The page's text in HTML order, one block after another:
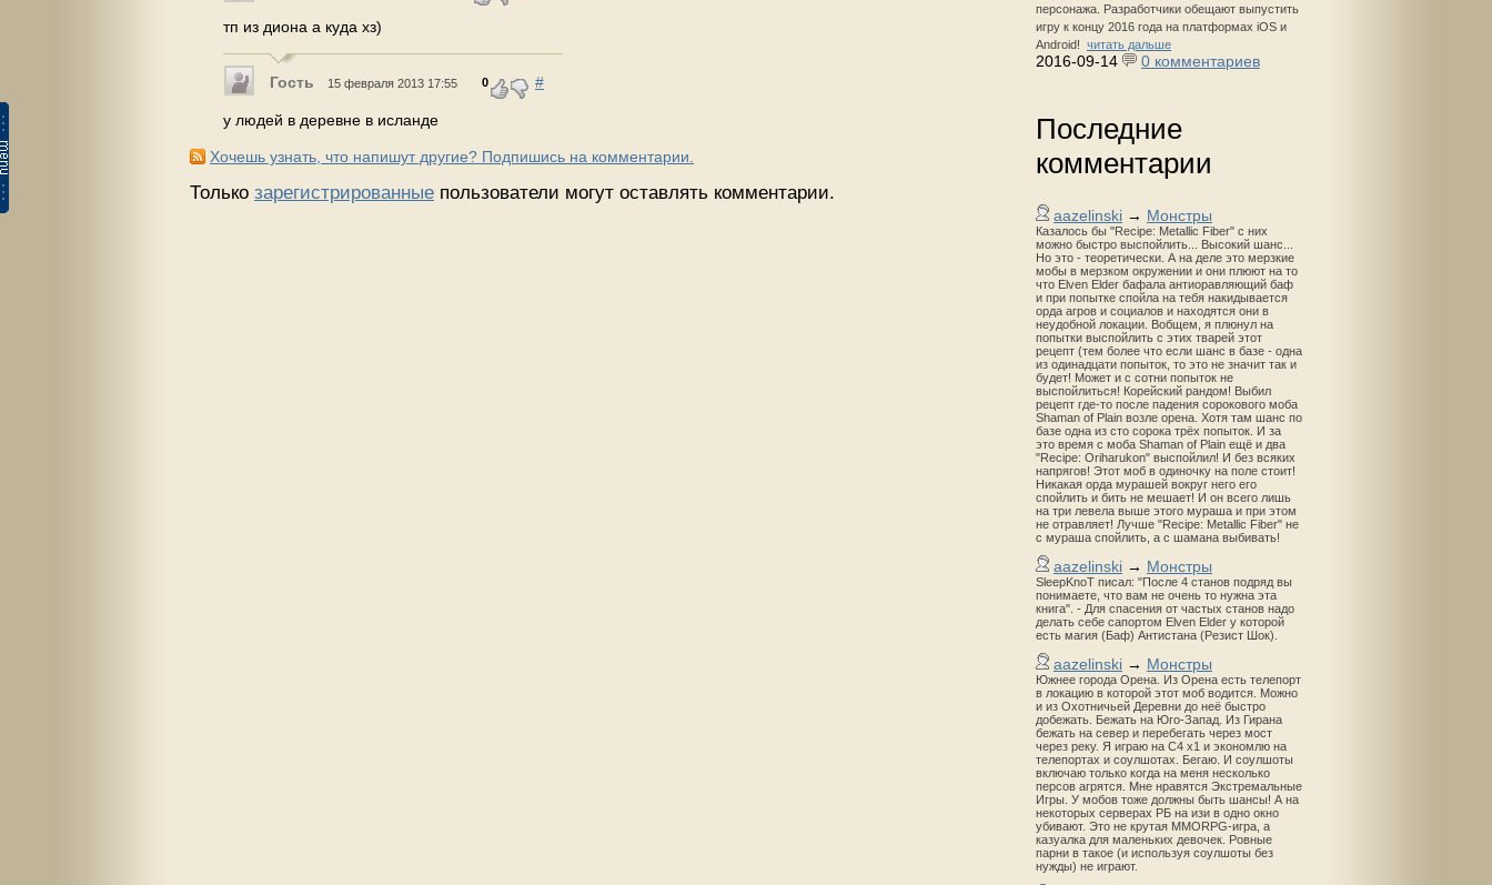
персонажа. Разработчики обещают выпустить
игру к концу 2016 года на платформах iOS и
Android! читать дальше
2016-09-14 0 комментариев
Последние
комментарии
aazelinski → Монстры
Казалось бы "Recipe: Metallic Fiber" с них
можно быстро выспойлить... Высокий шанс...
Но это - теоретически. А на деле это мерзкие
мобы в мерзком окружении и они плюют на то
что Elven Elder бафала антиоравляющий баф
и при попытке спойла на тебя накидывается
орда агров и социалов и находятся они в
неудобной локации. Вобщем, я плюнул на
попытки выспойлить с этих тварей этот
рецепт (тем более что если шанс в базе - одна
из одинадцати попыток, то это не значит так и
будет! Может и с сотни попыток не
выспойлиться! Корейский рандом! Выбил
рецепт где-то после падения сорокового моба
Shaman of Plain возле орена. Хотя там шанс по
базе одна из сто сорока трёх попыток. И за
это время с моба Shaman of Plain ещё и два
"Recipe: Oriharukon" выспойлил! И без всяких
напрягов! Этот моб в одиночку на поле стоит!
Никакая орда мурашей вокруг него его
спойлить и бить не мешает! И он всего лишь
на три левела выше этого мураша и при этом
не отравляет! Лучше "Recipe: Metallic Fiber" не
с мураша спойлить, а с шамана выбивать!
aazelinski → Монстры
SleepKnoT писал: "После 4 станов подряд вы
понимаете, что вам не очень то нужна эта
книга". - Для спасения от частых станов надо
делать себе сапортом Elven Elder у которой
есть магия (Баф) Антистана (Резист Шок).
aazelinski → Монстры
Южнее города Орена. Из Орена есть телепорт
в локацию в которой этот моб водится. Можно
и из Охотничьей Деревни до неё быстро
добежать. Бежать на Юго-Запад. Из Гирана
бежать на север и перебегать через мост
через реку. Я играю на С4 х1 и экономлю на
телепортах и соулшотах. Бегаю. И соулшоты
включаю только когда на меня несколько
персов агрятся. Мне нравятся Экстремальные
Игры. У мобов тоже должны быть шансы! А на
некоторых серверах РБ на изи в одно окно
убивают. Это не крутая MMORPG-игра, а
казуалка для маленьких девочек. Ровные
парни в такое (и используя соулшоты без
нужды) не играют.
тп из диона а куда хз)
Гость 15 февраля 2013 17:55 0 #
у людей в деревне в исланде
Хочешь узнать, что напишут другие? Подпишись на комментарии.
Только зарегистрированные пользователи могут оставлять комментарии.